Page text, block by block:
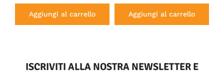
Aggiungi al carrello Aggiungi al carrello
ISCRIVITI ALLA NOSTRA NEWSLETTER E